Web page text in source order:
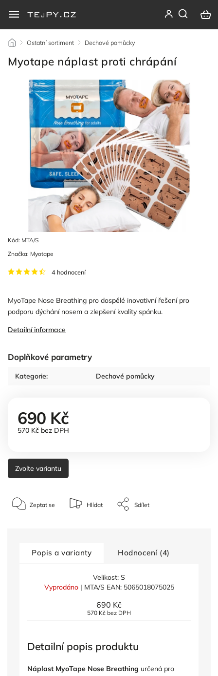
/ Ostatní sortiment / Dechové pomůcky
Myotape náplast proti chrápání
Kód: MTA/S
4 hodnocení
MyoTape Nose Breathing pro dospělé inovativní řešení pro
podporu dýchání nosem a zlepšení kvality spánku.
Detailní informace
Doplňkové parametry
Kategorie: Dechové pomůcky
Značka: Myotape
690 Kč
570 Kč bez DPH
Zvolte variantu
Zeptat se Hlídat Sdílet
Popis a varianty Hodnocení (4)
Velikost: S
Vyprodáno | MTA/S EAN: 5065018075025
690 Kč
570 Kč bez DPH
Detailní popis produktu
Náplast MyoTape Nose Breathing určená pro